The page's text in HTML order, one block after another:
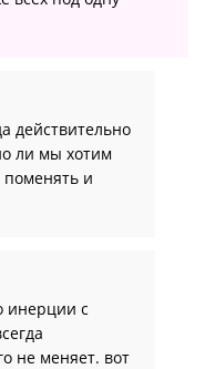
действительно
ли мы хотим
поменять и
инерции с
не меняет. вот